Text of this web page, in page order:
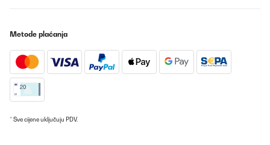
18/06/2025
Bellissimo piano cottura
Utente Amazon
Prevedi
Metode plaćanja
* Sve cijene uključuju PDV.